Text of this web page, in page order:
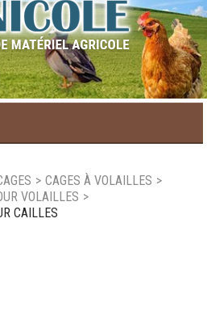
de produit
> CAGES À VOLAILLES >
VOLAILLES >
CAILLES